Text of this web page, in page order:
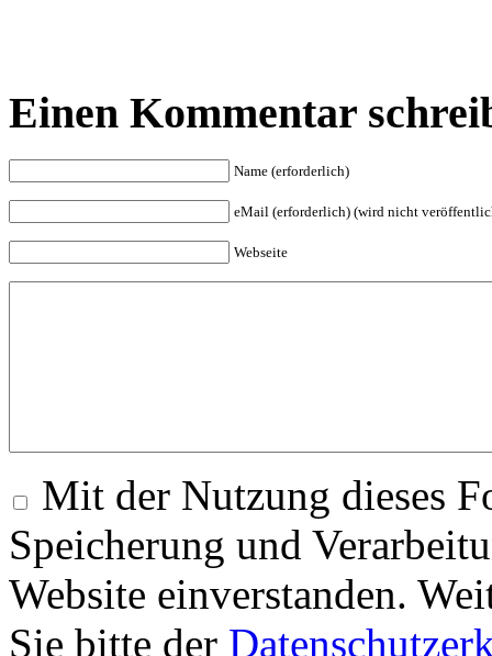
Einen Kommentar
Name (erforderlich)
eMail (erforderlich) (wird nicht
Webseite
Mit der Nutzung dieses
Speicherung und
Website einverstanden.
Sie bitte der